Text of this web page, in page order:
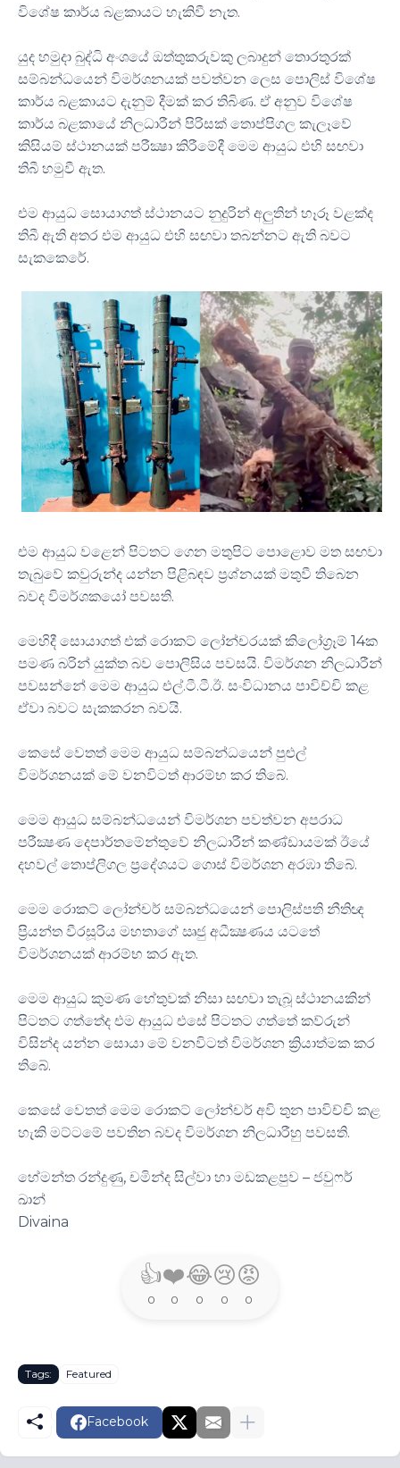
විශේෂ කාර්ය බළකායට හැකිවී නැත.
යුද හමුදා බුද්ධි අංශයේ ඔත්තුකරුවකු ලබාදුන් තොරතුරක්
සම්බන්ධයෙන් විමර්ශනයක් පවත්වන ලෙස පොලිස් විශේෂ
කාර්ය බළකායට දැනුම් දීමක් කර තිබිණ. ඒ අනුව විශේෂ
කාර්ය බළකායේ නිලධාරීන් පිරිසක් තොප්පිගල කැලෑවේ
කිසියම් ස්ථානයක් පරීක්‍ෂා කිරීමේදී මෙම ආයුධ එහි සඟවා
තිබී හමුවී ඇත.
එම ආයුධ සොයාගත් ස්ථානයට නුදුරින් අලුතින් හෑරූ වළක්ද
තිබී ඇති අතර එම ආයුධ එහි සඟවා තබන්නට ඇති බවට
සැකකෙරේ.
එම ආයුධ වළෙන් පිටතට ගෙන මතුපිට පොළොව මත සඟවා
තැබුවේ කවුරුන්ද යන්න පිළිබඳව ප්‍රශ්නයක් මතුවී තිබෙන
බවද විමර්ශකයෝ පවසති.
මෙහිදී සොයාගත් එක් රොකට් ලෝන්චරයක් කිලෝග්‍රෑම් 14ක
පමණ බරින් යුක්ත බව පොලිසිය පවසයි. විමර්ශන නිලධාරීන්
පවසන්නේ මෙම ආයුධ එල්.ටී.ටී.ඊ. සංවිධානය පාවිච්චි කළ
ඒවා බවට සැකකරන බවයි.
කෙසේ වෙතත් මෙම ආයුධ සම්බන්ධයෙන් පුළුල්
විමර්ශනයක් මේ වනවිටත් ආරම්භ කර තිබේ.
මෙම ආයුධ සම්බන්ධයෙන් විමර්ශන පවත්වන අපරාධ
පරීක්‍ෂණ දෙපාර්තමේන්තුවේ නිලධාරීන් කණ්ඩායමක් ඊයේ
දහවල් තොප්ලිගල ප්‍රදේශයට ගොස් විමර්ශන අරඹා තිබේ.
මෙම රොකට් ලෝන්චර් සම්බන්ධයෙන් පොලිස්පති නීතිඥ
ප්‍රියන්ත වීරසූරිය මහතාගේ ඍජු අධීක්‍ෂණය යටතේ
විමර්ශනයක් ආරම්භ කර ඇත.
මෙම ආයුධ කුමණ හේතුවක් නිසා සඟවා තැබූ ස්ථානයකින්
පිටතට ගත්තේද එම ආයුධ එසේ පිටතට ගත්තේ කව්රුන්
විසින්ද යන්න සොයා මේ වනවිටත් විමර්ශන ක්‍රියාත්මක කර
තිබේ.
කෙසේ වෙතත් මෙම රොකට් ලෝන්චර් අවි තුන පාවිච්චි කළ
හැකි මට්ටමේ පවතින බවද විමර්ශන නිලධාරීහු පවසති.
හේමන්ත රන්දුණු, චමින්ද සිල්වා හා මඩකළපුව – ජවුෆර්
ඛාන්
Divaina
👍
0
❤️
0
😂
0
😢
0
😡
0
Tags: Featured
Facebook